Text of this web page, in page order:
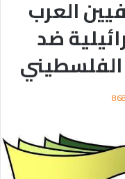
العرب
ضد
868